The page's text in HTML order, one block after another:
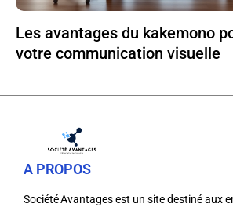
Les avantages du kakemono
votre communication visuelle
A PROPOS
Société Avantages est un site destiné aux